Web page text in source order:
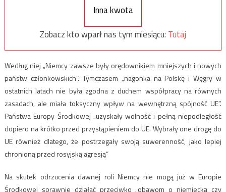
Inna kwota
Zobacz kto wparł nas tym miesiącu: Tutaj
Według niej „Niemcy zawsze były orędownikiem mniejszych i nowych
państw członkowskich”. Tymczasem „nagonka na Polskę i Węgry w
ostatnich latach nie była zgodna z duchem współpracy na równych
zasadach, ale miała toksyczny wpływ na wewnętrzną spójność UE”.
Państwa Europy Środkowej „uzyskały wolność i pełną niepodległość
dopiero na krótko przed przystąpieniem do UE. Wybrały one drogę do
UE również dlatego, że postrzegały swoją suwerenność, jako lepiej
chronioną przed rosyjską agresją”
Na skutek odrzucenia dawnej roli Niemcy nie mogą już w Europie
Środkowej sprawnie działać przeciwko „obawom o niemiecką czy